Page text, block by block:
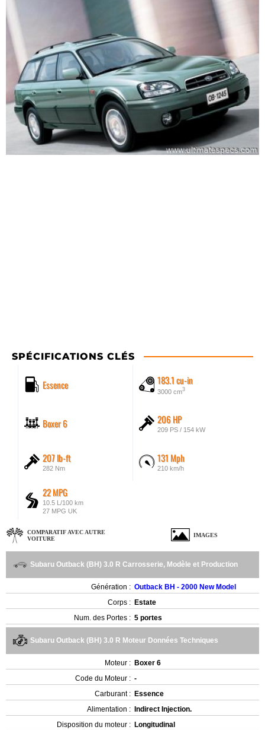
SPÉCIFICATIONS CLÉS
Essence 183.1 cu-in
3000 cm3
Boxer 6 206 HP
209 PS / 154 kW
207 lb-ft
282 Nm
131 Mph
210 km/h
22 MPG
10.5 L/100 km
27 MPG UK
COMPARATIF AVEC AUTRE
VOITURE
IMAGES
Subaru Outback (BH) 3.0 R Carrosserie, Modèle et Production
Génération : Outback BH - 2000 New Model
Corps : Estate
Num. des Portes : 5 portes
Subaru Outback (BH) 3.0 R Moteur Données Techniques
Moteur : Boxer 6
Code du Moteur : -
Carburant : Essence
Alimentation :
Indirect Injection.
Disposition du moteur : Longitudinal